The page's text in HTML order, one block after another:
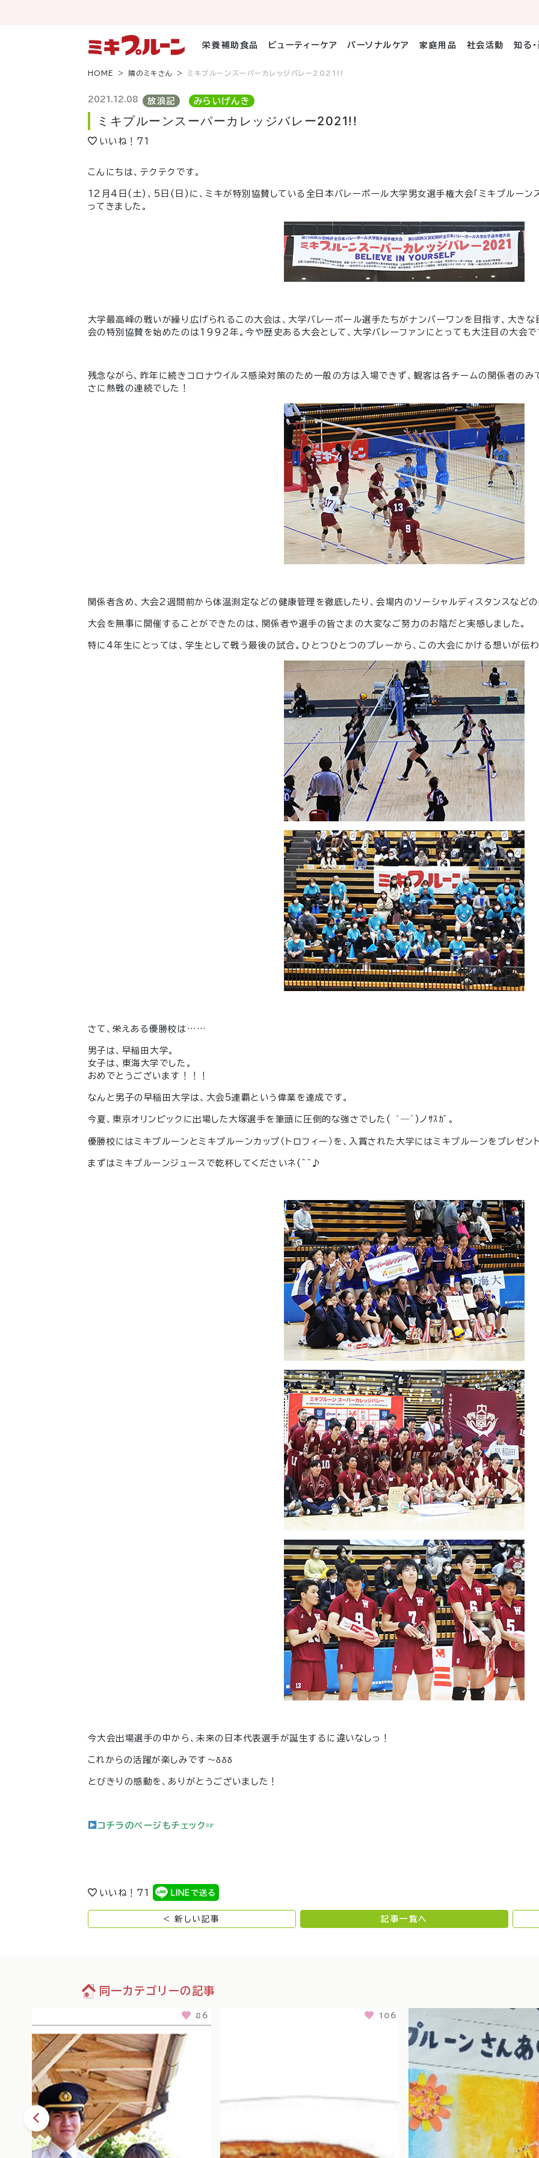
栄養補助食品 ビューティーケア パーソナルケア 家庭用品 社会活動 知る
HOME 隣のミキさん ミキプルーンスーパーカレッジバレー2021!!
2021.12.08 放浪記 みらいげんき
ミキプルーンスーパーカレッジバレー2021!!
いいね！ 71
こんにちは、テクテクです。
12月 4 日 ( 土 )、 5 日 ( 日 ) に、ミキが特別協賛している全日本バレーボール大学男女選手権大会「ミキプルー
ってきました。
大学最高峰の戦いが繰り広げられるこの大会は、大学バレーボール選手たちがナンバーワンを目指す、大き
会の特別協賛を始めたのは 1992年。今や歴史ある大会として、大学バレーファンにとっても大注目の大会で
残念ながら、昨年に続きコロナウイルス感染対策のため一般の方は入場できず、観客は各チームの関係者のみ
さに熱戦の連続でした！
関係者含め、大会 2 週間前から体温測定などの健康管理を徹底したり、会場内のソーシャルディスタンスなど
大会を無事に開催することができたのは、関係者や選手の皆さまの大変なご努力のお陰だと実感しました。
特に 4年生にとっては、学生として戦う最後の試合。ひとつひとつのプレーから、この大会にかける想いが伝わ
さて、栄えある優勝校は……
男子は、早稲田大学。
女子は、東海大学でした。
おめでとうございます！！！
なんと男子の早稲田大学は、大会 5連覇という偉業を達成です。
今夏、東京オリンピックに出場した大塚選手を筆頭に圧倒的な強さでした ( ｀―´ ) ノｻｽｶﾞ。
優勝校にはミキプルーンとミキプルーンカップ（トロフィー）を、入賞された大学にはミキプルーンをプレゼントし
まずはミキプルーンジュースで乾杯してくださいネ(^^♪
今大会出場選手の中から、未来の日本代表選手が誕生するに違いなしっ！
これからの活躍が楽しみです～δδδ
とびきりの感動を、ありがとうございました！
コチラのページもチェック☞
いいね！ 71
< 新しい記事 記事一覧へ
同一カテゴリーの記事